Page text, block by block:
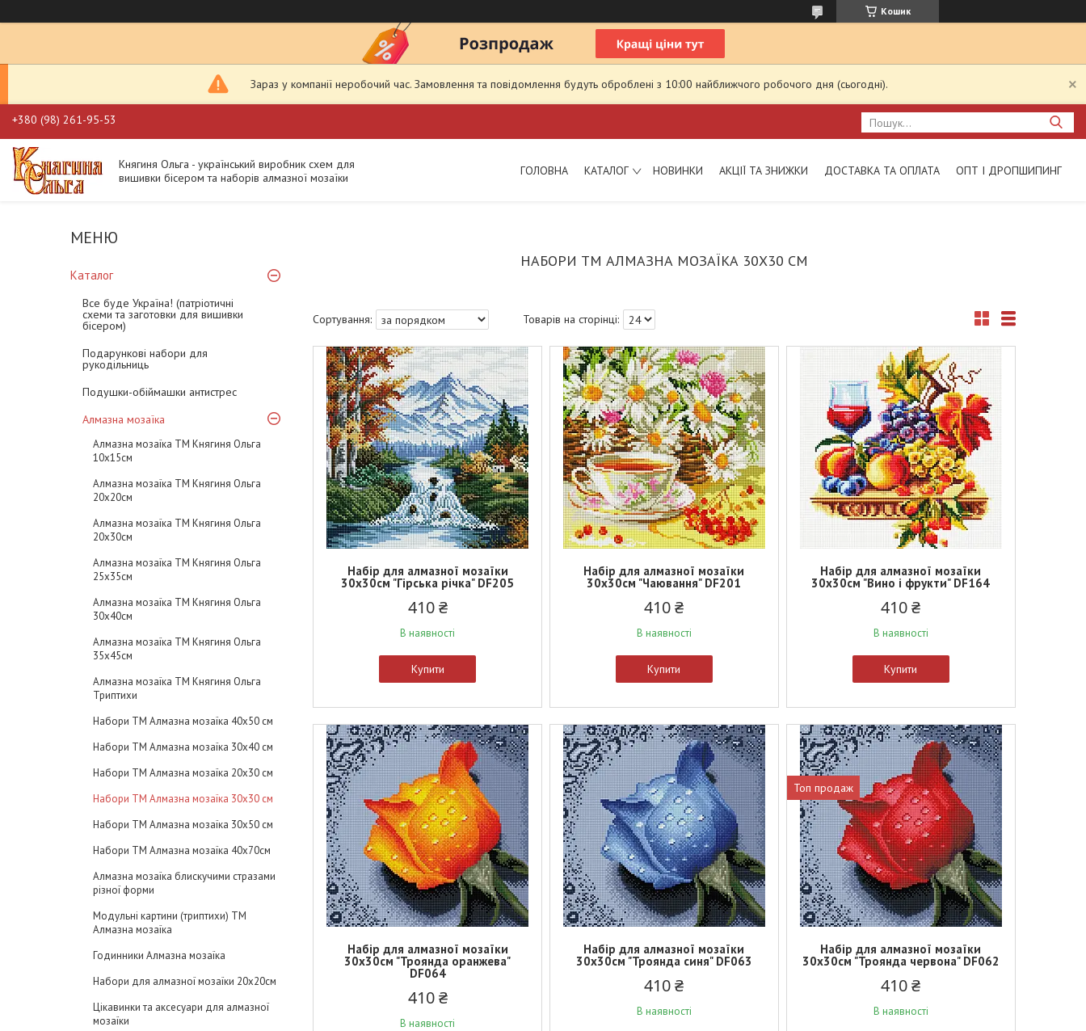
Кошик
Зараз у компанії неробочий час. Замовлення та повідомлення будуть оброблені з 10:00 найближчого робочого дня (сьогодні).
+380 (98) 261-95-53
Княгиня Ольга - український виробник схем для
вишивки бісером та наборів алмазної мозаїки
ГОЛОВНА КАТАЛОГ НОВИНКИ АКЦІЇ ТА ЗНИЖКИ ДОСТАВКА ТА ОПЛАТА ОПТ І ДРОПШИПИНГ
Каталог
Все буде Україна! (патріотичні
схеми та заготовки для вишивки
бісером)
Подарункові набори для
рукодільниць
Подушки-обіймашки антистрес
Алмазна мозаїка
Алмазна мозаїка ТМ Княгиня Ольга
10х15см
Алмазна мозаїка ТМ Княгиня Ольга
20х20см
Алмазна мозаїка ТМ Княгиня Ольга
20х30см
Алмазна мозаїка ТМ Княгиня Ольга
25х35см
Алмазна мозаїка ТМ Княгиня Ольга
30х40см
Алмазна мозаїка ТМ Княгиня Ольга
35х45см
Алмазна мозаїка ТМ Княгиня Ольга
Триптихи
Набори ТМ Алмазна мозаїка 40x50 см
Набори ТМ Алмазна мозаїка 30x40 см
Набори ТМ Алмазна мозаїка 20x30 см
Набори ТМ Алмазна мозаїка 30x30 см
Набори ТМ Алмазна мозаїка 30x50 см
Набори ТМ Алмазна мозаїка 40х70см
Алмазна мозаїка блискучими стразами
різної форми
Модульні картини (триптихи) ТМ
Алмазна мозаїка
Годинники Алмазна мозаїка
Набори для алмазної мозаїки 20х20см
Цікавинки та аксесуари для алмазної
мозаїки
НАБОРИ ТМ АЛМАЗНА МОЗАЇКА 30X30 СМ
Набір для алмазної мозаїки
30х30см "Гірська річка" DF205
410 ₴
В наявності
Купити
Набір для алмазної мозаїки
30х30см "Чаювання" DF201
410 ₴
В наявності
Купити
Набір для алмазної мозаїки
30х30см "Вино і фрукти" DF164
410 ₴
В наявності
Купити
Набір для алмазної мозаїки
30х30см "Троянда оранжева"
DF064
410 ₴
В наявності
Набір для алмазної мозаїки
30х30см "Троянда синя" DF063
410 ₴
В наявності
Топ продаж
Набір для алмазної мозаїки
30х30см "Троянда червона" DF062
410 ₴
В наявності